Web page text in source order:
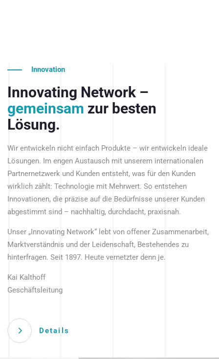
Innovation
Innovating Network –
gemeinsam zur besten
Lösung.
Wir entwickeln nicht einfach Produkte – wir entwickeln ideale
Lösungen. Im engen Austausch mit unserem internationalen
Partnernetzwerk und Kunden entsteht, was für den Kunden
wirklich zählt: Technologie mit Mehrwert. So entstehen
Innovationen, die präzise auf die Bedürfnisse unserer Kunden
abgestimmt sind – nachhaltig, durchdacht, praxisnah.
Unser „Innovating Network“ lebt von offener Zusammenarbeit,
Marktverständnis und der Leidenschaft, Bestehendes zu
hinterfragen. Seit 1897. Heute vernetzter denn je.
Kai Kalthoff
Geschäftsleitung
Details